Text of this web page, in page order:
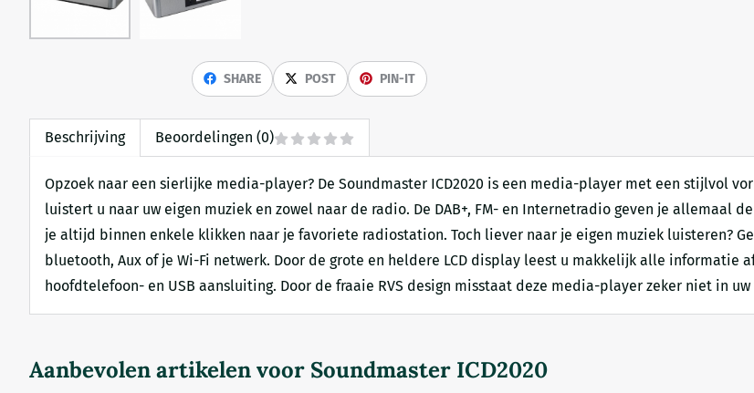
SHARE POST PIN-IT
Beschrijving Beoordelingen (0)
Opzoek naar een sierlijke media-player? De Soundmaster ICD2020 is een media-player met een stijlvol
luistert u naar uw eigen muziek en zowel naar de radio. De DAB+, FM- en Internetradio geven je allemaal
je altijd binnen enkele klikken naar je favoriete radiostation. Toch liever naar je eigen muziek luisteren?
bluetooth, Aux of je Wi-Fi netwerk. Door de grote en heldere LCD display leest u makkelijk alle informatie
hoofdtelefoon- en USB aansluiting. Door de fraaie RVS design misstaat deze media-player zeker niet in uw
Aanbevolen artikelen voor Soundmaster ICD2020